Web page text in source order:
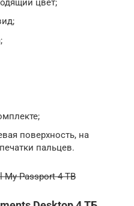
поверхность, на
пальцев.
Passport 4 TB